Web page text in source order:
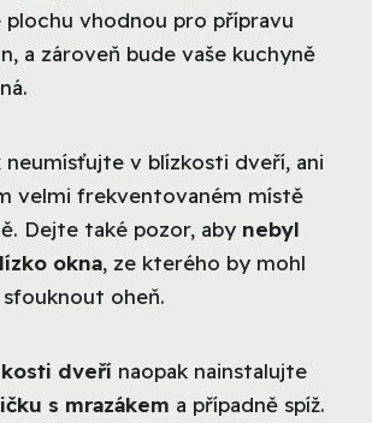
plochu vhodnou pro přípravu
a zároveň bude vaše kuchyně
neumísťujte v blízkosti dveří, ani
velmi frekventovaném místě
Dejte také pozor, aby nebyl
okna, ze kterého by mohl
oheň.
dveří naopak nainstalujte
s mrazákem a případně spíž.